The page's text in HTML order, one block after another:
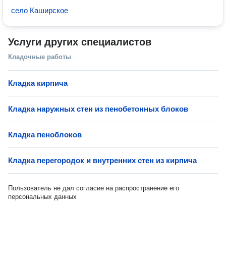
село Каширское
Услуги других специалистов
Кладочные работы
Кладка кирпича
Кладка наружных стен из пенобетонных блоков
Кладка пеноблоков
Кладка перегородок и внутренних стен из кирпича
Пользователь не дал согласие на распространение его
персональных данных